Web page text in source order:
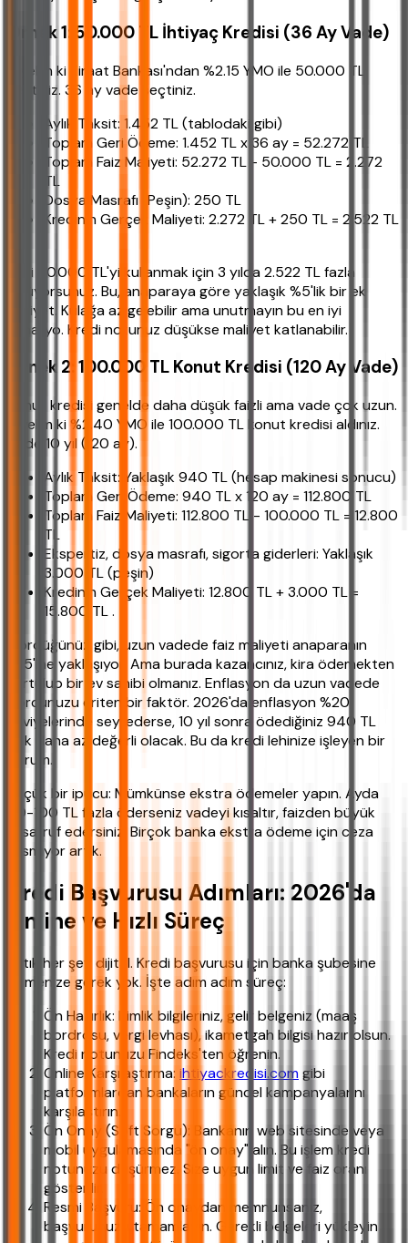
Örnek 1: 50.000 TL İhtiyaç Kredisi (36 Ay Vade)
Diyelim ki Ziraat Bankası'ndan %2.15 YMO ile 50.000 TL
çektiniz. 36 ay vade seçtiniz.
Aylık Taksit: 1.452 TL (tablodaki gibi)
Toplam Geri Ödeme: 1.452 TL x 36 ay = 52.272 TL
Toplam Faiz Maliyeti: 52.272 TL - 50.000 TL = 2.272
TL
Dosya Masrafı (Peşin): 250 TL
Kredinin Gerçek Maliyeti: 2.272 TL + 250 TL = 2.522 TL
Yani 50.000 TL'yi kullanmak için 3 yılda 2.522 TL fazla
ödüyorsunuz. Bu, anaparaya göre yaklaşık %5'lik bir ek
maliyet. Kulağa az gelebilir ama unutmayın bu en iyi
senaryo. Kredi notunuz düşükse maliyet katlanabilir.
Örnek 2: 100.000 TL Konut Kredisi (120 Ay Vade)
Konut kredisi genelde daha düşük faizli ama vade çok uzun.
Diyelim ki %2.40 YMO ile 100.000 TL konut kredisi aldınız.
Vade 10 yıl (120 ay).
Aylık Taksit: Yaklaşık 940 TL (hesap makinesi sonucu)
Toplam Geri Ödeme: 940 TL x 120 ay = 112.800 TL
Toplam Faiz Maliyeti: 112.800 TL - 100.000 TL = 12.800
TL
Ekspertiz, dosya masrafı, sigorta giderleri: Yaklaşık
3.000 TL (peşin)
Kredinin Gerçek Maliyeti: 12.800 TL + 3.000 TL =
15.800 TL .
Gördüğünüz gibi, uzun vadede faiz maliyeti anaparanın
%15'ine yaklaşıyor. Ama burada kazancınız, kira ödemekten
kurtulup bir ev sahibi olmanız. Enflasyon da uzun vadede
borcunuzu eriten bir faktör. 2026'da enflasyon %20
seviyelerinde seyrederse, 10 yıl sonra ödediğiniz 940 TL
çok daha az değerli olacak. Bu da kredi lehinize işleyen bir
durum.
Küçük bir ipucu: Mümkünse ekstra ödemeler yapın. Ayda
50-100 TL fazla öderseniz vadeyi kısaltır, faizden büyük
tasarruf edersiniz. Birçok banka ekstra ödeme için ceza
kesmiyor artık.
Kredi Başvurusu Adımları: 2026'da
Online ve Hızlı Süreç
Artık her şey dijital. Kredi başvurusu için banka şubesine
gitmenize gerek yok. İşte adım adım süreç:
Ön Hazırlık: Kimlik bilgileriniz, gelir belgeniz (maaş
bordrosu, vergi levhası), ikametgah bilgisi hazır olsun.
Kredi notunuzu Findeks'ten öğrenin.
Online Karşılaştırma: ihtiyackredisi.comgibi
platformlardan bankaların güncel kampanyalarını
karşılaştırın.
Ön Onay (Soft Sorgu): Bankanın web sitesinde veya
mobil uygulamasında "ön onay" alın. Bu işlem kredi
notunuzu düşürmez. Size uygun limit ve faiz oranı
gösterilir.
Resmi Başvuru: Ön onaydan memnunsanız,
başvurunuzu tamamlayın. Gerekli belgeleri yükleyin